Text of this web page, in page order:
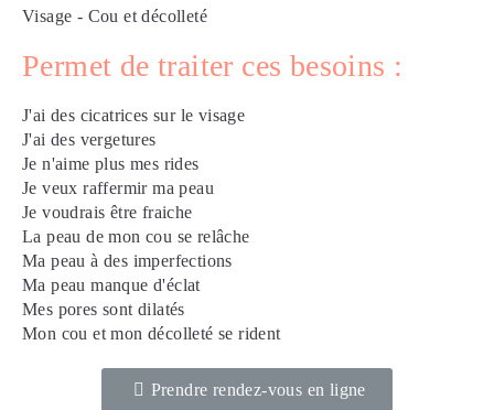
Visage - Cou et décolleté
Permet de traiter ces besoins :
J'ai des cicatrices sur le visage
J'ai des vergetures
Je n'aime plus mes rides
Je veux raffermir ma peau
Je voudrais être fraiche
La peau de mon cou se relâche
Ma peau à des imperfections
Ma peau manque d'éclat
Mes pores sont dilatés
Mon cou et mon décolleté se rident
Prendre rendez-vous en ligne